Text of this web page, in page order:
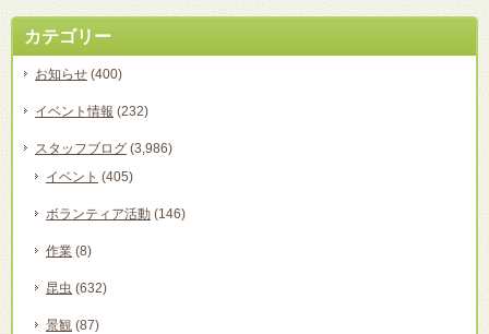
カテゴリー
お知らせ (400)
イベント情報 (232)
スタッフブログ (3,986)
イベント (405)
ボランティア活動 (146)
作業 (8)
昆虫 (632)
景観 (87)